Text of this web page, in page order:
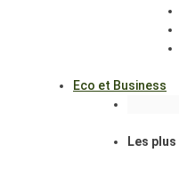
Eco et Business
Les